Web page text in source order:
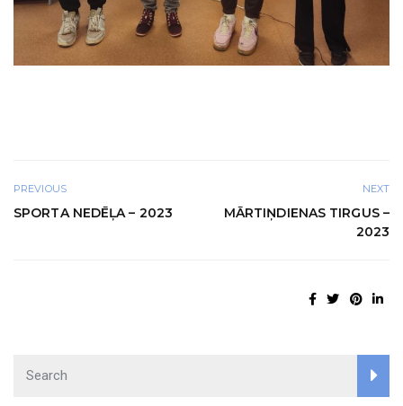
PREVIOUS
SPORTA NEDĒĻA – 2023
NEXT
MĀRTIŅDIENAS TIRGUS –
2023